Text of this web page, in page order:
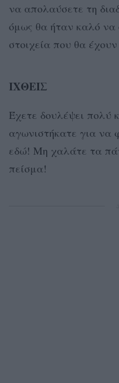
να απολαύσετε τη
όμως θα ήταν καλό να
στοιχεία που θα
ΙΧΘΕΙΣ
Έχετε δουλέψει πολύ
αγωνιστήκατε για να
εδώ! Μη χαλάτε τα
πείσμα!